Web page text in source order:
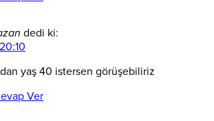
dedi ki:
yaş 40 istersen görüşebiliriz
Ver